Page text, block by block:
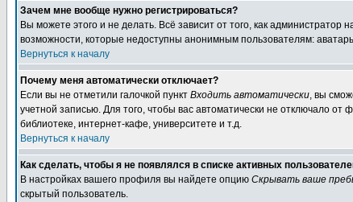
Зачем мне вообще нужно регистрироваться?
Вы можете этого и не делать. Всё зависит от того, как
возможности, которые недоступны анонимным пользователям:
Вернуться к началу
Почему меня автоматически отключает?
Если вы не отметили галочкой пункт Входить автоматически, вы
учетной записью. Для того, чтобы вас автоматически не отключало от
библиотеке, интернет-кафе, университете и т.д.
Вернуться к началу
Как сделать, чтобы я не появлялся в списке активных
В настройках вашего профиля вы найдете опцию Скрывать ваше
скрытый пользователь.